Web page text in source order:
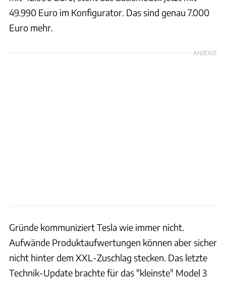
49.990 Euro im Konfigurator. Das sind genau 7.000
Euro mehr.
ANZEIGE
Gründe kommuniziert Tesla wie immer nicht.
Aufwände Produktaufwertungen können aber sicher
nicht hinter dem XXL-Zuschlag stecken. Das letzte
Technik-Update brachte für das "kleinste" Model 3